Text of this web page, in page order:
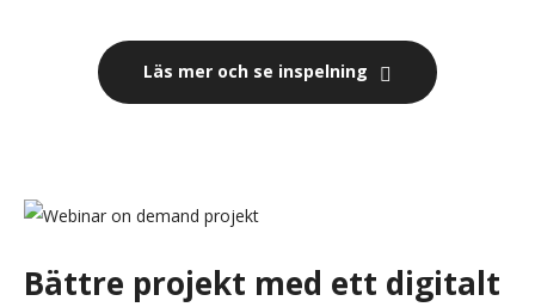
Läs mer och se inspelning
Bättre projekt med ett digitalt